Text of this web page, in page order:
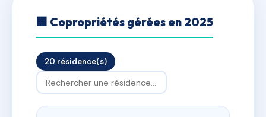
🏢 Copropriétés gérées en 2025
20 résidence(s)